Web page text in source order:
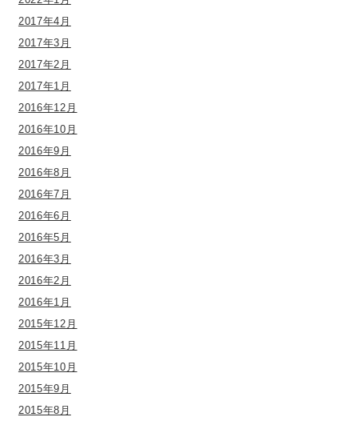
2017年4月
2017年3月
2017年2月
2017年1月
2016年12月
2016年10月
2016年9月
2016年8月
2016年7月
2016年6月
2016年5月
2016年3月
2016年2月
2016年1月
2015年12月
2015年11月
2015年10月
2015年9月
2015年8月